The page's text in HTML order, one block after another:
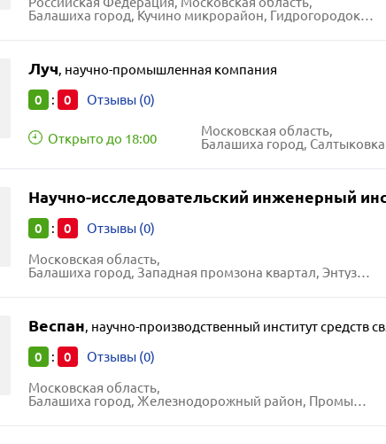
Балашиха город, Кучино микрорайон, Гидрогородок улица, 15
Луч, научно-промышленная компания
0 : 0 Отзывы (0)
Открыто до 18:00
Московская область,
Балашиха город, Салтыковка
Научно-исследовательский инженерный
0 : 0 Отзывы (0)
Московская область,
Балашиха город, Западная промзона квартал, Энтузиастов шоссе, 6
Веспан, научно-производственный институт средств
0 : 0 Отзывы (0)
Московская область,
Балашиха город, Железнодорожный район, Промышленная улица, 43